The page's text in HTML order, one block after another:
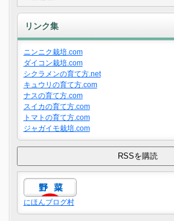
リンク集
ニンニク栽培.com
ダイコン栽培.com
シクラメンの育て方.net
キュウリの育て方.com
ナスの育て方.com
スイカの育て方.com
トマトの育て方.com
ジャガイモ栽培.com
にほんブログ村